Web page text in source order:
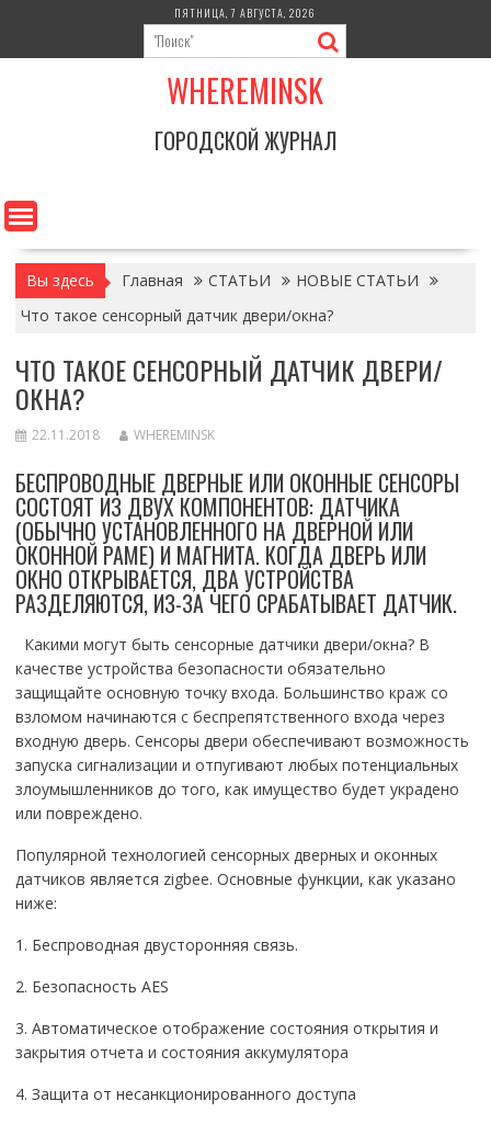
содержимому
ПЯТНИЦА, 7 АВГУСТА, 2026
WHEREMINSK
ГОРОДСКОЙ ЖУРНАЛ
Вы здесь Главная СТАТЬИ
НОВЫЕ СТАТЬИ
Что такое сенсорный датчик двери/окна?
ЧТО ТАКОЕ СЕНСОРНЫЙ ДАТЧИК ДВЕРИ/
ОКНА?
22.11.2018 WHEREMINSK
БЕСПРОВОДНЫЕ ДВЕРНЫЕ ИЛИ ОКОННЫЕ СЕНСОРЫ
СОСТОЯТ ИЗ ДВУХ КОМПОНЕНТОВ: ДАТЧИКА
(ОБЫЧНО УСТАНОВЛЕННОГО НА ДВЕРНОЙ ИЛИ
ОКОННОЙ РАМЕ) И МАГНИТА. КОГДА ДВЕРЬ ИЛИ
ОКНО ОТКРЫВАЕТСЯ, ДВА УСТРОЙСТВА
РАЗДЕЛЯЮТСЯ, ИЗ-ЗА ЧЕГО СРАБАТЫВАЕТ ДАТЧИК.
Какими могут быть сенсорные датчики двери/окна? В
качестве устройства безопасности обязательно
защищайте основную точку входа. Большинство краж со
взломом начинаются с беспрепятственного входа через
входную дверь. Сенсоры двери обеспечивают возможность
запуска сигнализации и отпугивают любых потенциальных
злоумышленников до того, как имущество будет украдено
или повреждено.
Популярной технологией сенсорных дверных и оконных
датчиков является zigbee. Основные функции, как указано
ниже:
1. Беспроводная двусторонняя связь.
2. Безопасность AES
3. Автоматическое отображение состояния открытия и
закрытия отчета и состояния аккумулятора
4. Защита от несанкционированного доступа